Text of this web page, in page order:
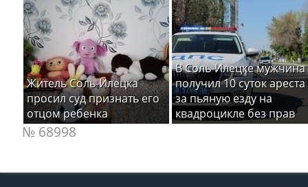
Житель Соль-Илецка
просил суд признать его
отцом ребенка
В Соль-Илецке мужчина
получил 10 суток ареста
за пьяную езду на
квадроцикле без прав
№ 68998